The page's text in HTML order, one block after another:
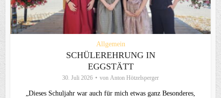
Allgemein
SCHÜLEREHRUNG IN
EGGSTÄTT
30. Juli 2026 von Anton Hötzelsperger
„Dieses Schuljahr war auch für mich etwas ganz Besonderes,